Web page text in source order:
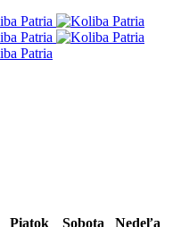
Piatok Sobota
Nedeľa